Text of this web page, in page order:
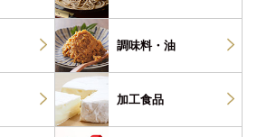
調味料・ 油
加工食品